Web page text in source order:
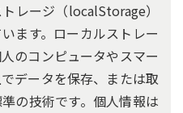
レージ（localStorage）
ます。ローカルストレー
のコンピュータやスマー
データを保存、または取
の技術です。個人情報は